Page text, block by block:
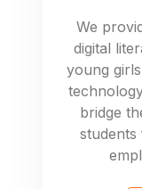
We
digital
young
bridge
students